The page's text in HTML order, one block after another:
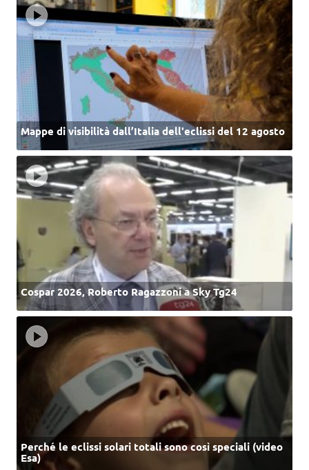
Mappe di visibilità dall’Italia dell'eclissi del 12 agosto
Cospar 2026, Roberto Ragazzoni a Sky Tg24
Perché le eclissi solari totali sono così speciali (video
Esa)